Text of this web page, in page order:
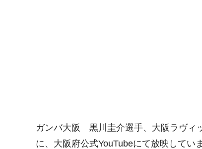
ガンバ大阪 黒川圭介選手、大阪ラヴィ
に、大阪府公式YouTubeにて放映してい